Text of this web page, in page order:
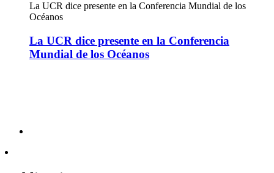
La UCR dice presente en la Conferencia Mundial de los
Océanos
La UCR dice presente en la Conferencia
Mundial de los Océanos